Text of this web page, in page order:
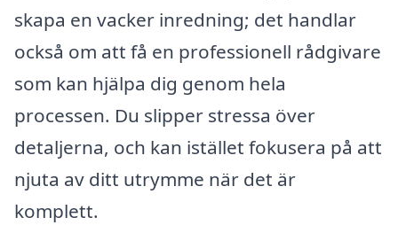
skapa en vacker inredning; det handlar
också om att få en professionell rådgivare
som kan hjälpa dig genom hela
processen. Du slipper stressa över
detaljerna, och kan istället fokusera på att
njuta av ditt utrymme när det är
komplett.